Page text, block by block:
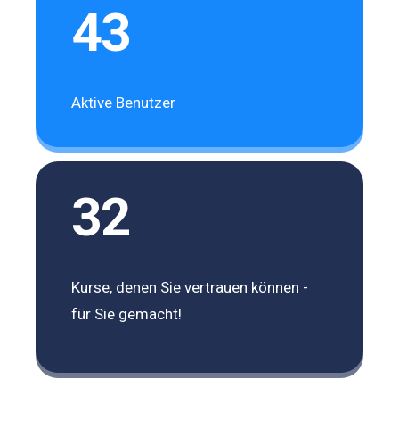
43
Aktive Benutzer
32
Kurse, denen Sie vertrauen können -
für Sie gemacht!